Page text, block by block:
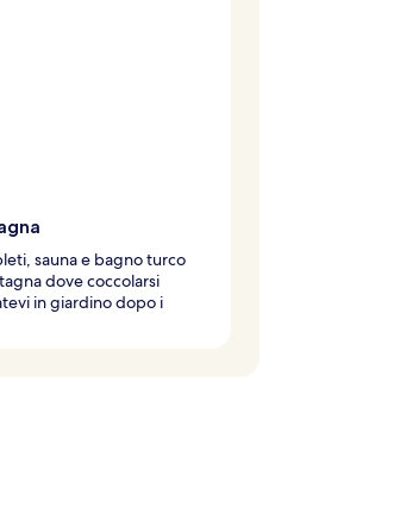
sauna e bagno turco
dove coccolarsi
in giardino dopo i